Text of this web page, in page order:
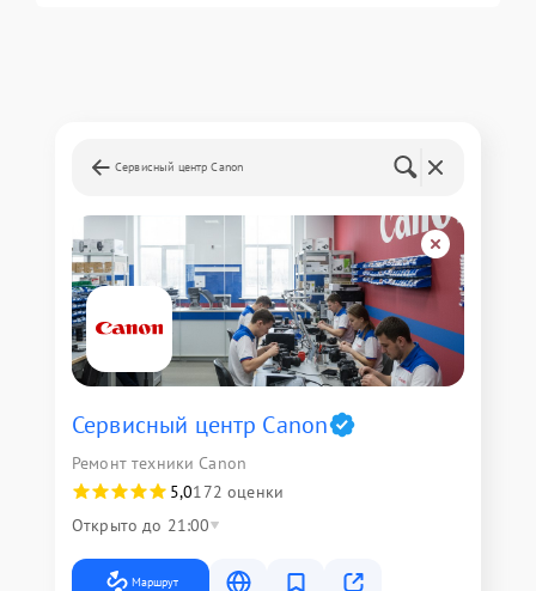
Сервисный центр Canon
Сервисный центр Canon
Ремонт техники Canon
5,0172 оценки
Открыто до 21:00
Маршрут